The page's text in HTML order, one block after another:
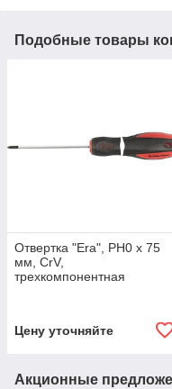
Подобные товары
Отвертка "Era", PH0 х 75
мм, CrV,
трехкомпонентная
Цену уточняйте
Акционные